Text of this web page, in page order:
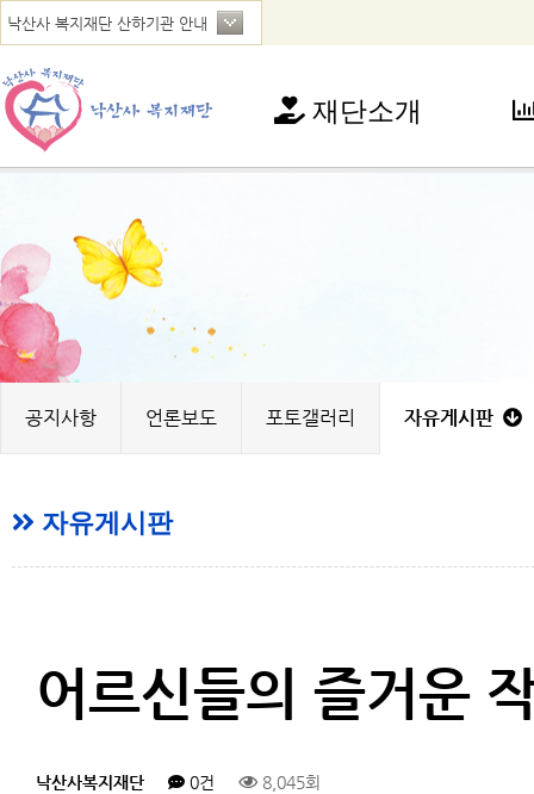
재단소개
지
공지사항 언론보도 포토갤러리 자유게시판
자유게시판
어르신들의 즐거운
낙산사복지재단 0건 8,045회